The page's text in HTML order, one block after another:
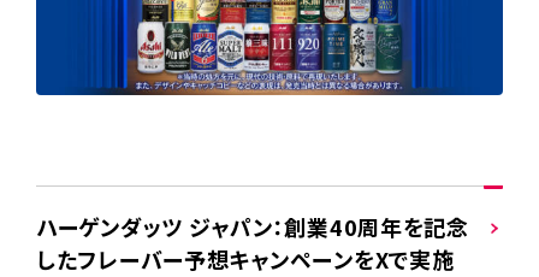
ハーゲンダッツ ジャパン：創業40周年を記念
したフレーバー予想キャンペーンをXで実施